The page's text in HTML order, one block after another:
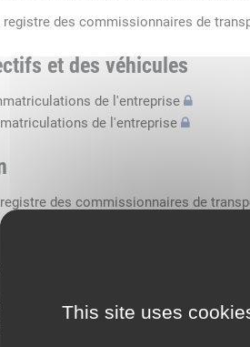
This site uses
des commissionnaires de
et des véhicules
de l'entreprise
de l'entreprise
des commissionnaires de
des transports routiers
renouvellement,
conformes
de marchandises dans l'espace